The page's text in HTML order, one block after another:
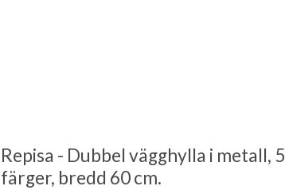
Repisa - Dubbel vägghylla i metall, 5
färger, bredd 60 cm.